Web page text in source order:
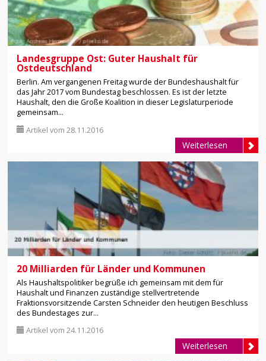
Landesgruppe Ost: Guter Haushalt für
Ostdeutschland
Berlin. Am vergangenen Freitag wurde der Bundeshaushalt für
das Jahr 2017 vom Bundestag beschlossen. Es ist der letzte
Haushalt, den die Große Koalition in dieser Legislaturperiode
gemeinsam...
Artikel vom 28.11.2016
Weiterlesen
20 Milliarden für Länder und Kommunen
Als Haushaltspolitiker begrüße ich gemeinsam mit dem für
Haushalt und Finanzen zuständige stellvertretende
Fraktionsvorsitzende Carsten Schneider den heutigen Beschluss
des Bundestages zur...
Artikel vom 24.11.2016
Weiterlesen